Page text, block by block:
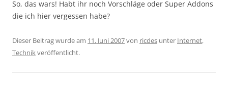
So, das wars! Habt ihr noch Vorschläge oder Super Addons
die ich hier vergessen habe?
Dieser Beitrag wurde am 11. Juni 2007von ricdes unter Internet,
Technikveröffentlicht.